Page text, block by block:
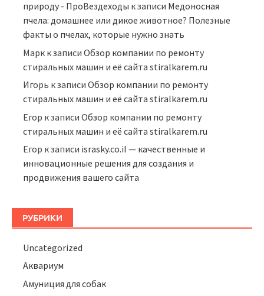
природу - ПроВездеходы к записи Медоносная
пчела: домашнее или дикое животное? Полезные
факты о пчелах, которые нужно знать
Марк к записиОбзор компании по ремонту
стиральных машин и её сайта stiralkarem.ru
Игорь к записиОбзор компании по ремонту
стиральных машин и её сайта stiralkarem.ru
Егор к записиОбзор компании по ремонту
стиральных машин и её сайта stiralkarem.ru
Егор к записи israsky.co.il — качественные и
инновационные решения для создания и
продвижения вашего сайта
РУБРИКИ
Uncategorized
Аквариум
Амуниция для собак